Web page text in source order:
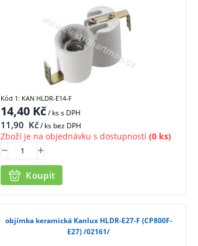
14,40 Kč/ kss DPH
11,90 Kč/ ks bez DPH
Zboží je na objednávku s dostupností (0 ks)
Koupit
Kód 1: KAN HLDR-E14-F
objímka keramická Kanlux HLDR-E27-F (CP800F-
E27) /02161/